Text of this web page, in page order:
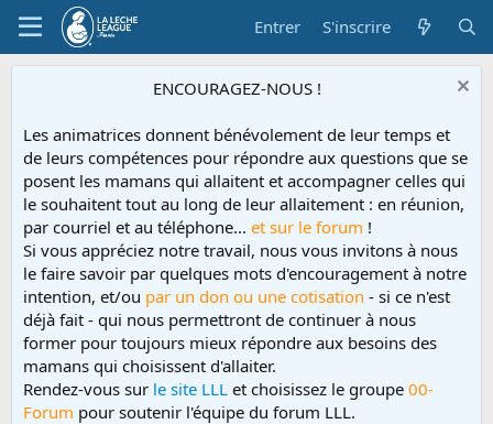
Entrer S'inscrire
ENCOURAGEZ-NOUS !
Les animatrices donnent bénévolement de leur temps et
de leurs compétences pour répondre aux questions que se
posent les mamans qui allaitent et accompagner celles qui
le souhaitent tout au long de leur allaitement : en réunion,
par courriel et au téléphone... et sur le forum !
Si vous appréciez notre travail, nous vous invitons à nous
le faire savoir par quelques mots d'encouragement à notre
intention, et/ou par un don ou une cotisation - si ce n'est
déjà fait - qui nous permettront de continuer à nous
former pour toujours mieux répondre aux besoins des
mamans qui choisissent d'allaiter.
Rendez-vous sur le site LLL et choisissez le groupe 00-
Forum pour soutenir l'équipe du forum LLL.